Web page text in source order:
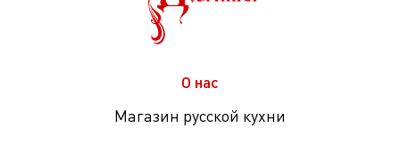
О нас
Магазин русской кухни